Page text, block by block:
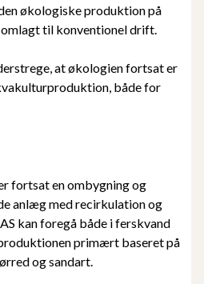
økologiske produktion på
til konventionel drift.
at økologien fortsat er
både for
fortsat en ombygning og
anlæg med recirkulation og
kan foregå både i ferskvand
primært baseret på
og sandart.